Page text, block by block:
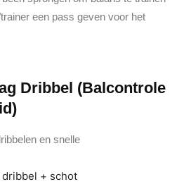
een pass geven voor het
Dribbel (Balcontrole
en snelle